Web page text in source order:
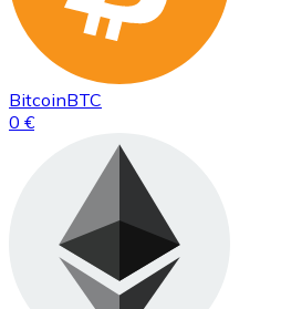
BitcoinBTC
0 €